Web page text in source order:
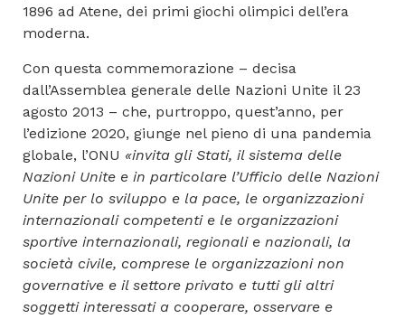
1896 ad Atene, dei primi giochi olimpici dell’era
moderna.
Con questa commemorazione – decisa
dall’Assemblea generale delle Nazioni Unite il 23
agosto 2013 – che, purtroppo, quest’anno, per
l’edizione 2020, giunge nel pieno di una pandemia
globale, l’ONU «invita gli Stati, il sistema delle
Nazioni Unite e in particolare l’Ufficio delle Nazioni
Unite per lo sviluppo e la pace, le organizzazioni
internazionali competenti e le organizzazioni
sportive internazionali, regionali e nazionali, la
società civile, comprese le organizzazioni non
governative e il settore privato e tutti gli altri
soggetti interessati a cooperare, osservare e